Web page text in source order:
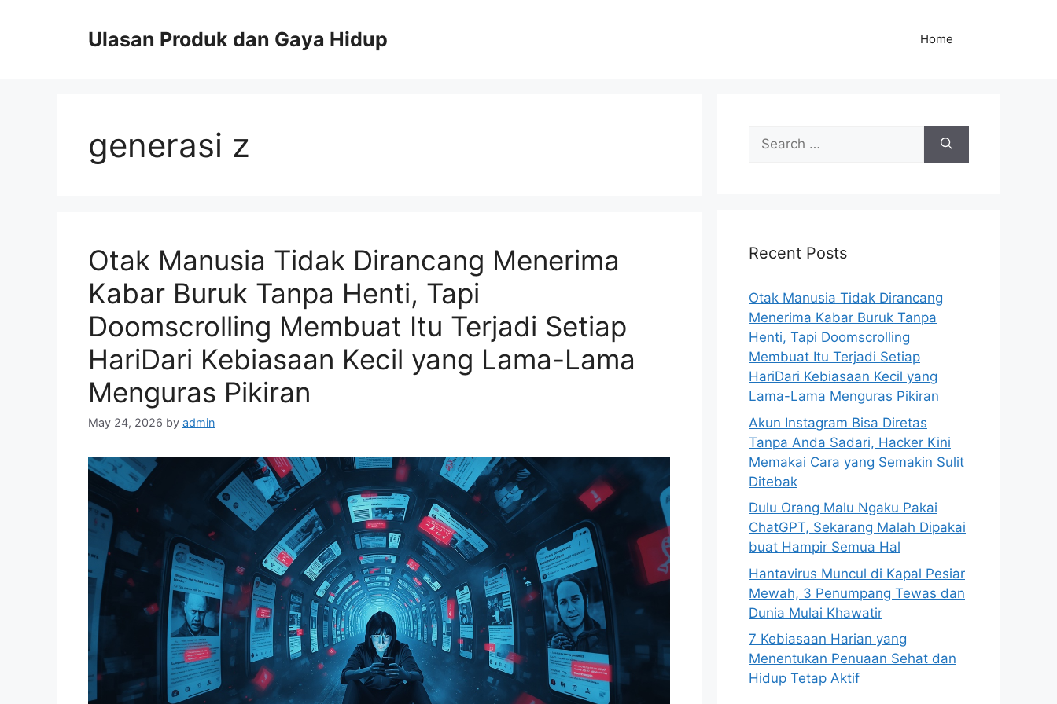
Ulasan Produk dan Gaya Hidup Home
generasi z
Otak Manusia Tidak Dirancang Menerima
Kabar Buruk Tanpa Henti, Tapi
Doomscrolling Membuat Itu Terjadi Setiap
HariDari Kebiasaan Kecil yang Lama-Lama
Menguras Pikiran
May 24, 2026 by admin
f
r
:
Recent Posts
Otak Manusia Tidak Dirancang
Menerima Kabar Buruk Tanpa
Henti, Tapi Doomscrolling
Membuat Itu Terjadi Setiap
HariDari Kebiasaan Kecil yang
Lama-Lama Menguras Pikiran
Akun Instagram Bisa Diretas
Tanpa Anda Sadari, Hacker Kini
Memakai Cara yang Semakin Sulit
Ditebak
Dulu Orang Malu Ngaku Pakai
ChatGPT, Sekarang Malah Dipakai
buat Hampir Semua Hal
Hantavirus Muncul di Kapal Pesiar
Mewah, 3 Penumpang Tewas dan
Dunia Mulai Khawatir
7 Kebiasaan Harian yang
Menentukan Penuaan Sehat dan
Hidup Tetap Aktif